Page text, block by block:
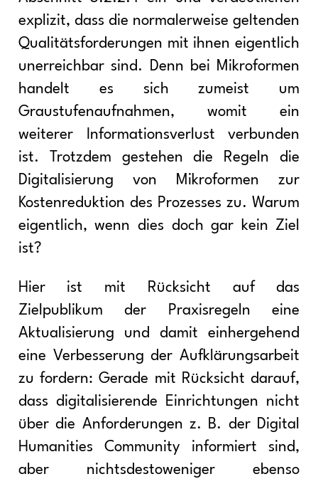
explizit, dass die normalerweise geltenden
Qualitätsforderungen mit ihnen eigentlich
unerreichbar sind. Denn bei Mikroformen
handelt es sich zumeist um
Graustufenaufnahmen, womit ein
weiterer Informationsverlust verbunden
ist. Trotzdem gestehen die Regeln die
Digitalisierung von Mikroformen zur
Kostenreduktion des Prozesses zu. Warum
eigentlich, wenn dies doch gar kein Ziel
ist?
Hier ist mit Rücksicht auf das
Zielpublikum der Praxisregeln eine
Aktualisierung und damit einhergehend
eine Verbesserung der Aufklärungsarbeit
zu fordern: Gerade mit Rücksicht darauf,
dass digitalisierende Einrichtungen nicht
über die Anforderungen z. B. der Digital
Humanities Community informiert sind,
aber nichtsdestoweniger ebenso